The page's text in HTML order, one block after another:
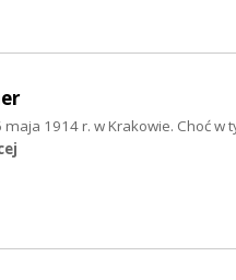
1914 r. w Krakowie. Choć w